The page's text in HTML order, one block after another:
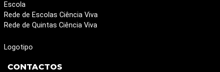
Escola
Rede de Escolas Ciência Viva
Rede de Quintas Ciência Viva
Logotipo
CONTACTOS